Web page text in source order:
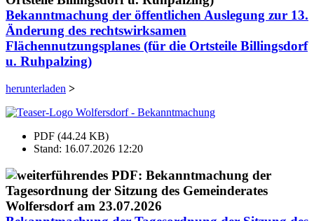
Bekanntmachung der öffentlichen Auslegung zur 13.
Änderung des rechtswirksamen
Flächennutzungsplanes (für die Ortsteile Billingsdorf
u. Ruhpalzing)
herunterladen >
PDF (44.24 KB)
Stand: 16.07.2026 12:20